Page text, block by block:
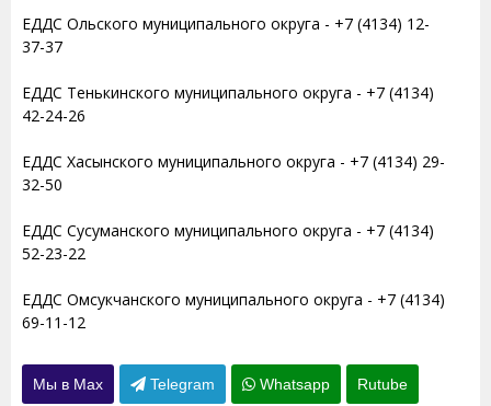
ЕДДС Ольского муниципального округа - +7 (4134) 12-
37-37
ЕДДС Тенькинского муниципального округа - +7 (4134)
42-24-26
ЕДДС Хасынского муниципального округа - +7 (4134) 29-
32-50
ЕДДС Сусуманского муниципального округа - +7 (4134)
52-23-22
ЕДДС Омсукчанского муниципального округа - +7 (4134)
69-11-12
Мы в Max Telegram Whatsapp Rutube